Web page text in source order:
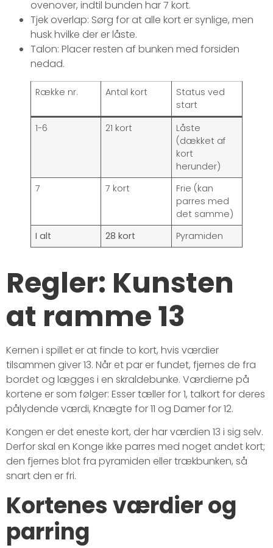
ovenover, indtil bunden har 7 kort.
Tjek overlap: Sørg for at alle kort er synlige, men
husk hvilke der er låste.
Talon: Placer resten af bunken med forsiden
nedad.
Række nr. Antal kort
Status ved
start
1-6
21 kort
Låste
(dækket af
kort
herunder)
7
7 kort
Frie (kan
parres med
det samme)
I alt
28 kort Pyramiden
Regler: Kunsten
at ramme 13
Kernen i spillet er at finde to kort, hvis værdier
tilsammen giver 13. Når et par er fundet, fjernes de fra
bordet og lægges i en skraldebunke. Værdierne på
kortene er som følger: Esser tæller for 1, talkort for deres
pålydende værdi, Knægte for 11 og Damer for 12.
Kongen er det eneste kort, der har værdien 13 i sig selv.
Derfor skal en Konge ikke parres med noget andet kort;
den fjernes blot fra pyramiden eller trækbunken, så
snart den er fri.
Kortenes værdier og
parring